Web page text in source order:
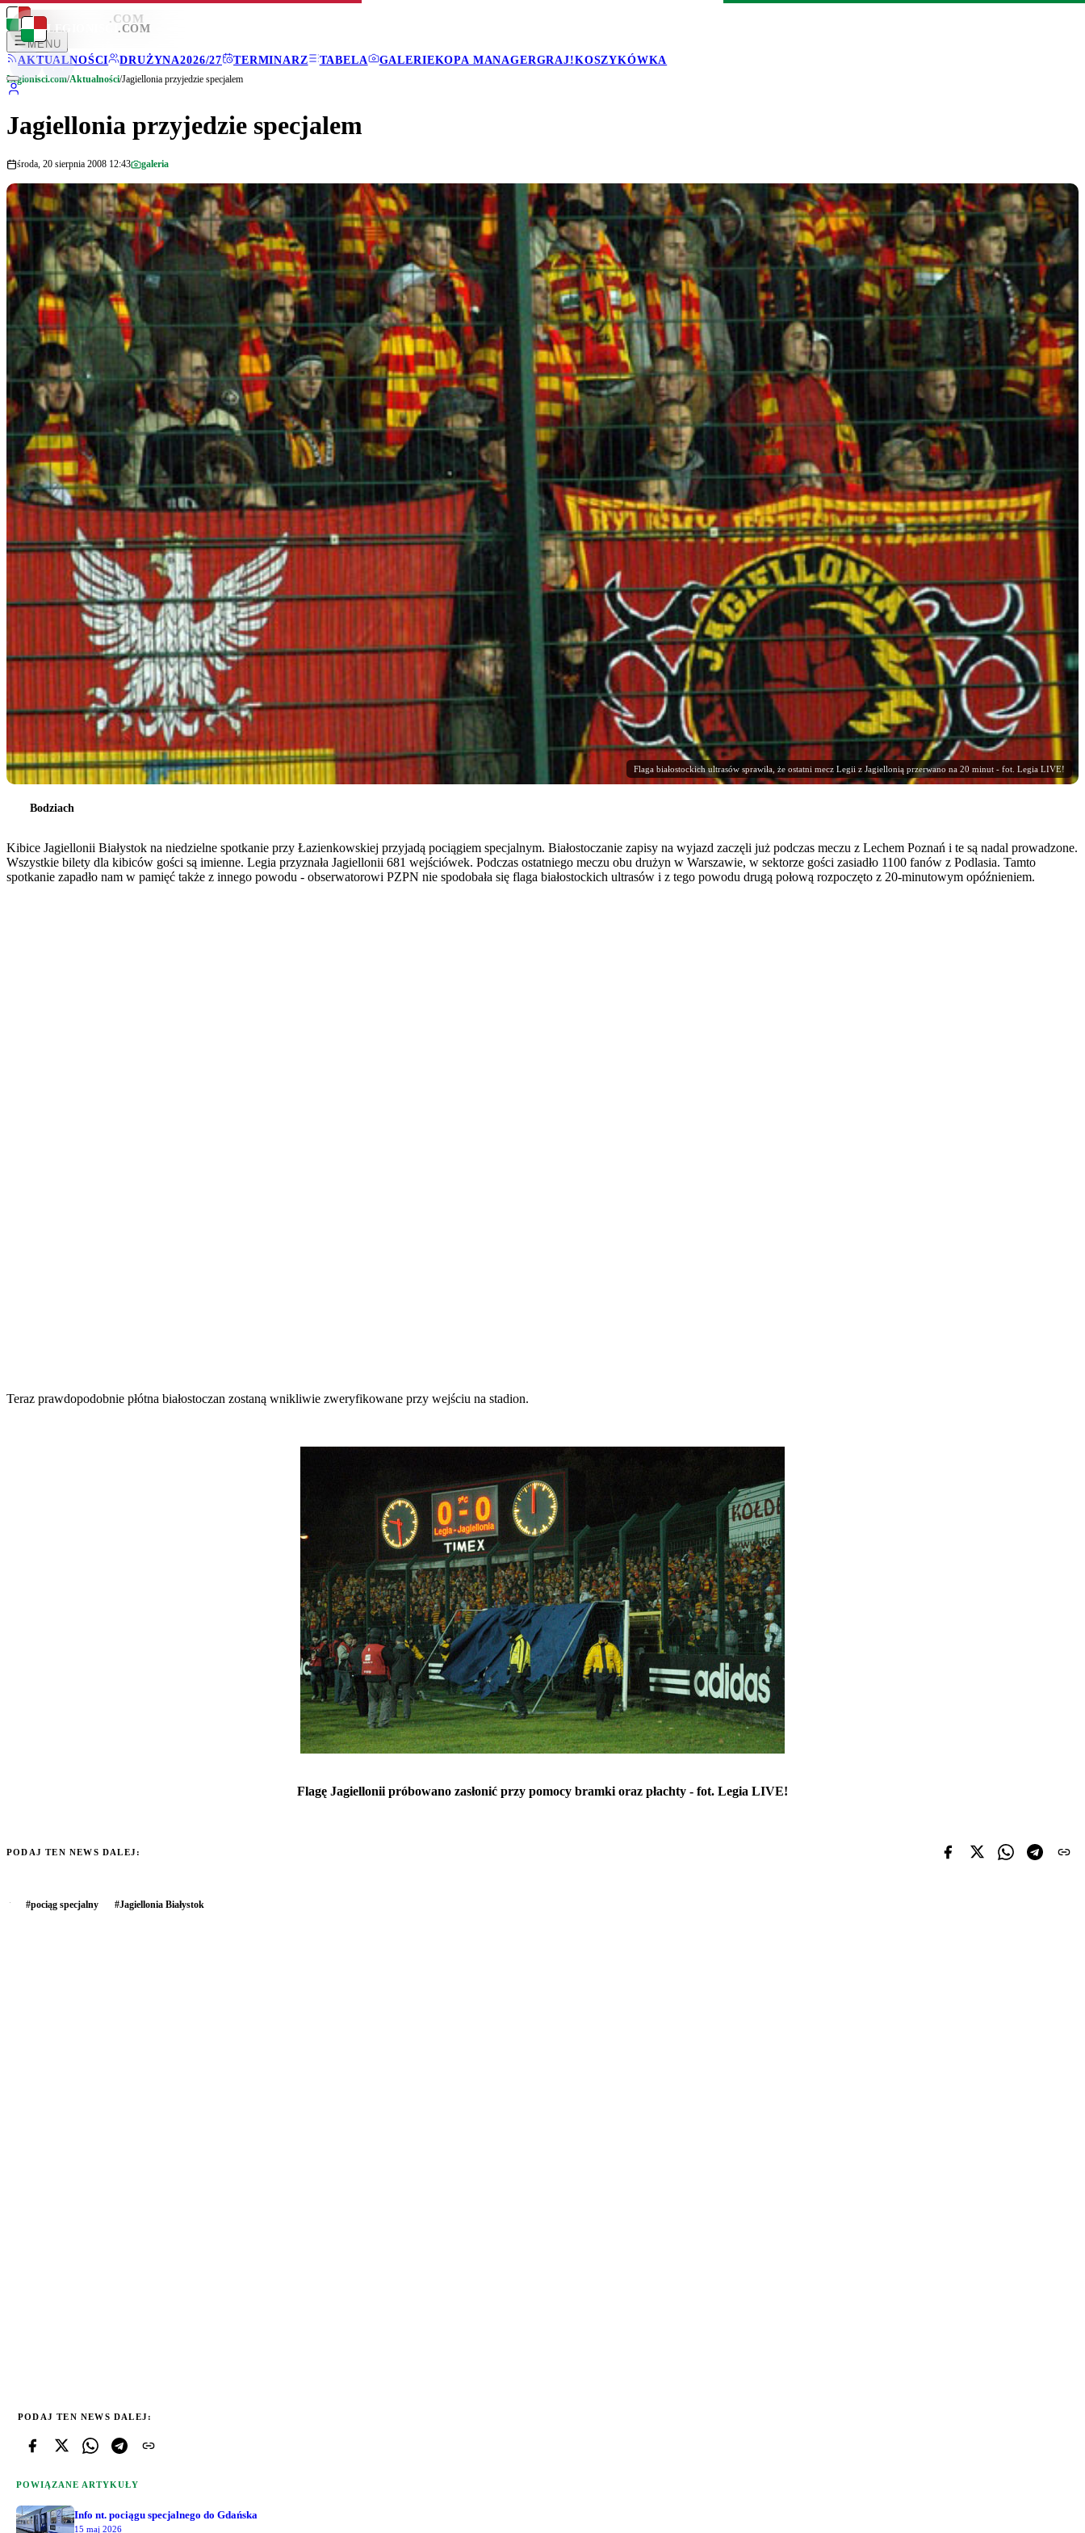
LEGIONISCI .COM
MENU
AKTUALNOŚCI
DRUŻYNA2026/27 TERMINARZ TABELA GALERIEKOPA MANAGERGRAJ!KOSZYKÓWKA
LEGIONISCI .COM
Legionisci.com/Aktualności/Jagiellonia przyjedzie specjalem
Jagiellonia przyjedzie specjalem
środa, 20 sierpnia 2008 12:43 galeria
Flaga białostockich ultrasów sprawiła, że ostatni mecz Legii z Jagiellonią przerwano na 20 minut - fot. Legia LIVE!
Bodziach
Kibice Jagiellonii Białystok na niedzielne spotkanie przy Łazienkowskiej przyjadą pociągiem specjalnym. Białostoczanie zapisy na wyjazd zaczęli już podczas meczu z Lechem Poznań i te są nadal prowadzone.
Wszystkie bilety dla kibiców gości są imienne. Legia przyznała Jagiellonii 681 wejściówek. Podczas ostatniego meczu obu drużyn w Warszawie, w sektorze gości zasiadło 1100 fanów z Podlasia. Tamto
spotkanie zapadło nam w pamięć także z innego powodu - obserwatorowi PZPN nie spodobała się flaga białostockich ultrasów i z tego powodu drugą połową rozpoczęto z 20-minutowym opóźnieniem.
Teraz prawdopodobnie płótna białostoczan zostaną wnikliwie zweryfikowane przy wejściu na stadion.
Flagę Jagiellonii próbowano zasłonić przy pomocy bramki oraz płachty - fot. Legia LIVE!
PODAJ TEN NEWS DALEJ:
#pociąg specjalny #Jagiellonia Białystok
PODAJ TEN NEWS DALEJ:
POWIĄZANE ARTYKUŁY
Info nt. pociągu specjalnego do Gdańska
15 maj 2026